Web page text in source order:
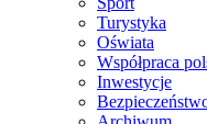
Turystyka
Oświata
Współpraca
Inwestycje